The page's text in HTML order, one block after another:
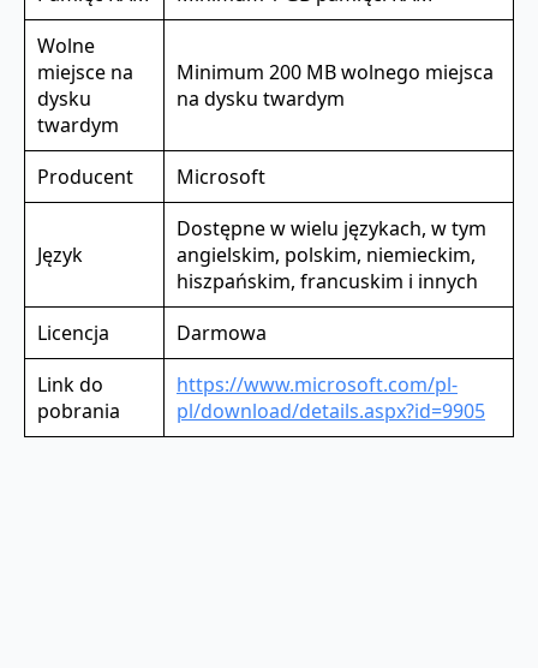
Wolne
miejsce na
dysku
twardym
Minimum 200 MB wolnego miejsca
na dysku twardym
Producent Microsoft
Język
Dostępne w wielu językach, w tym
angielskim, polskim, niemieckim,
hiszpańskim, francuskim i innych
Licencja
Darmowa
Link do
pobrania
https://www.microsoft.com/pl-
pl/download/details.aspx?id=9905